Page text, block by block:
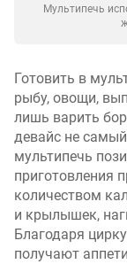
Мультипечь
Готовить в
рыбу, овощи,
лишь варить
девайс не
мультипечь
приготовления
количеством
и крылышек,
Благодаря
получают